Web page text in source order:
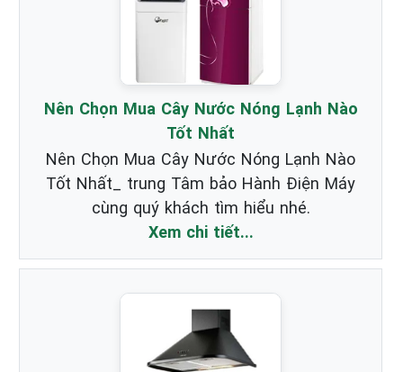
Nên Chọn Mua Cây Nước Nóng Lạnh Nào
Tốt Nhất
Nên Chọn Mua Cây Nước Nóng Lạnh Nào
Tốt Nhất_ trung Tâm bảo Hành Điện Máy
cùng quý khách tìm hiểu nhé.
Xem chi tiết...